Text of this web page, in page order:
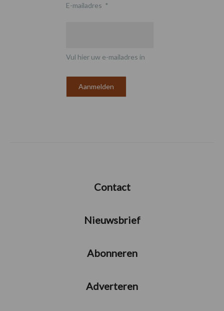
E-mailadres *
Vul hier uw e-mailadres in
Contact
Nieuwsbrief
Abonneren
Adverteren